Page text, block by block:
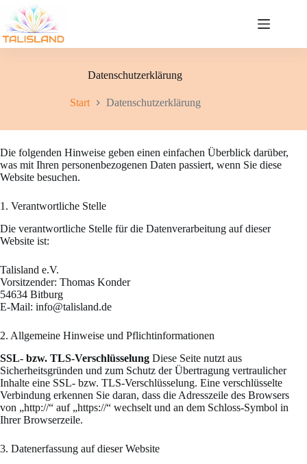
Inhalt
springen
Datenschutzerklärung
Start Datenschutzerklärung
Die folgenden Hinweise geben einen einfachen Überblick darüber,
was mit Ihren personenbezogenen Daten passiert, wenn Sie diese
Website besuchen.
1. Verantwortliche Stelle
Die verantwortliche Stelle für die Datenverarbeitung auf dieser
Website ist:
Talisland e.V.
Vorsitzender: Thomas Konder
54634 Bitburg
E-Mail: info@talisland.de
2. Allgemeine Hinweise und Pflichtinformationen
SSL- bzw. TLS-Verschlüsselung Diese Seite nutzt aus
Sicherheitsgründen und zum Schutz der Übertragung vertraulicher
Inhalte eine SSL- bzw. TLS-Verschlüsselung. Eine verschlüsselte
Verbindung erkennen Sie daran, dass die Adresszeile des Browsers
von „http://“ auf „https://“ wechselt und an dem Schloss-Symbol in
Ihrer Browserzeile.
3. Datenerfassung auf dieser Website